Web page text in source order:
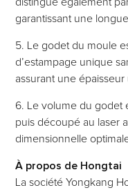
garantissant une
5. Le godet du moule
d’estampage unique
assurant une épaisseur
6. Le volume du godet
puis découpé au laser
dimensionnelle
À propos de Hongtai
La société Yongkang